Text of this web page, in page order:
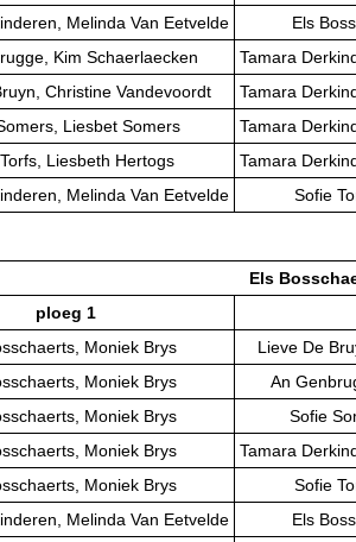
Melinda Van Eetvelde
Els
Kim Schaerlaecken
Tamara
Christine Vandevoordt
Tamara
Liesbet Somers
Tamara
Liesbeth Hertogs
Tamara
Melinda Van Eetvelde Sofie
Els
ploeg 1
Moniek Brys
Lieve De
Moniek Brys
An
Moniek Brys
Sofie
Moniek Brys
Tamara
Moniek Brys
Sofie
Melinda Van Eetvelde
Els